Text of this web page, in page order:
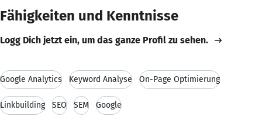
Fähigkeiten und Kenntnisse
Logg Dich jetzt ein, um das ganze Profil zu sehen.
Google Analytics Keyword Analyse On-Page Optimierung
Linkbuilding SEO SEM Google